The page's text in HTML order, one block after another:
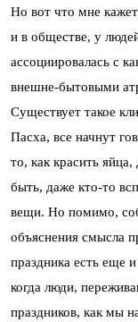
Но вот что мне
и в обществе, у
ассоциировалась с
внешне-бытовыми
Существует такое
Пасха, все начнут
то, как красить
быть, даже кто-то
вещи. Но помимо,
объяснения смысла
праздника есть еще
когда люди,
праздников, как мы